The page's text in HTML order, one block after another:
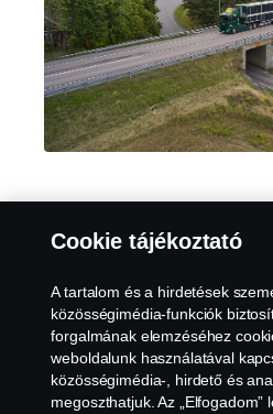
Termékek
Szerviz
Rólunk
Cookie tájékoztató
A tartalom és a hirdetések
közösségimédia-funkciók
forgalmának elemzéséhez
weboldalunk használatával
közösségimédia-, hirdető és
megoszthatjuk. Az